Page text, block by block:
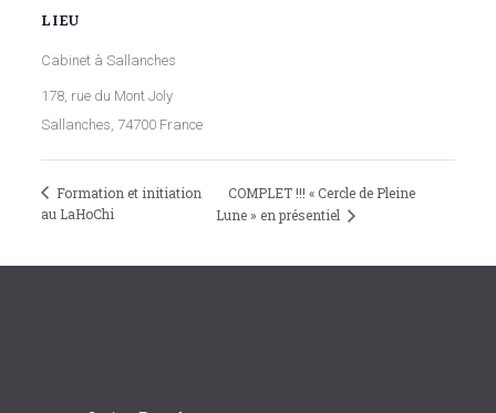
LIEU
Cabinet à Sallanches
178, rue du Mont Joly
Sallanches 74700 France
Formation et initiation
au LaHoChi
COMPLET !!! « Cercle de Pleine
Lune » en présentiel